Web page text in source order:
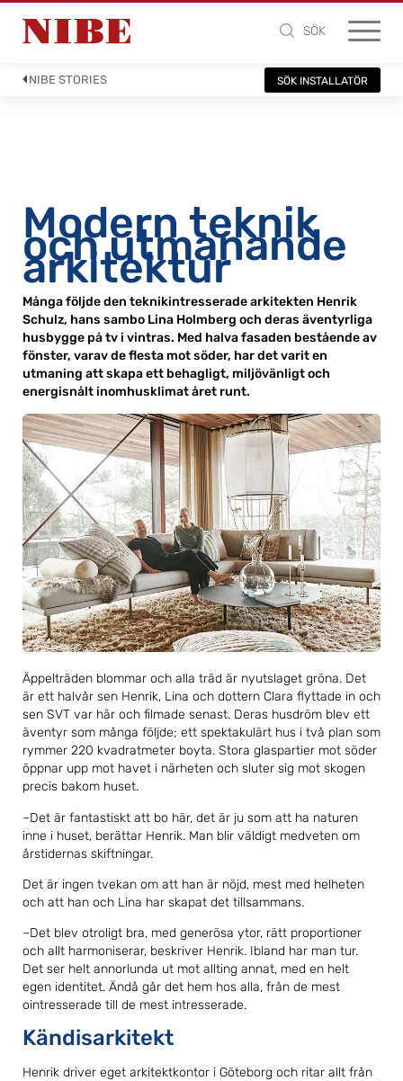
SÖK
NIBE STORIES SÖK INSTALLATÖR
Modern teknik
och utmanande
arkitektur
Många följde den teknikintresserade arkitekten Henrik
Schulz, hans sambo Lina Holmberg och deras äventyrliga
husbygge på tv i vintras. Med halva fasaden bestående av
fönster, varav de flesta mot söder, har det varit en
utmaning att skapa ett behagligt, miljövänligt och
energisnålt inomhusklimat året runt.
Äppelträden blommar och alla träd är nyutslaget gröna. Det
är ett halvår sen Henrik, Lina och dottern Clara flyttade in och
sen SVT var här och filmade senast. Deras husdröm blev ett
äventyr som många följde; ett spektakulärt hus i två plan som
rymmer 220 kvadratmeter boyta. Stora glaspartier mot söder
öppnar upp mot havet i närheten och sluter sig mot skogen
precis bakom huset.
–Det är fantastiskt att bo här, det är ju som att ha naturen
inne i huset, berättar Henrik. Man blir väldigt medveten om
årstidernas skiftningar.
Det är ingen tvekan om att han är nöjd, mest med helheten
och att han och Lina har skapat det tillsammans.
–Det blev otroligt bra, med generösa ytor, rätt proportioner
och allt harmoniserar, beskriver Henrik. Ibland har man tur.
Det ser helt annorlunda ut mot allting annat, med en helt
egen identitet. Ändå går det hem hos alla, från de mest
ointresserade till de mest intresserade.
Kändisarkitekt
Henrik driver eget arkitektkontor i Göteborg och ritar allt från